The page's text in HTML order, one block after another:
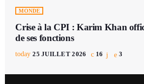
MONDE
Crise à la CPI : Karim Khan
de ses fonctions
today 25 JUILLET 2026 16 3